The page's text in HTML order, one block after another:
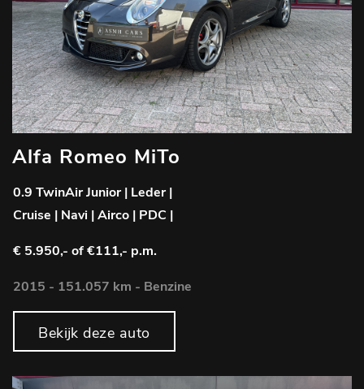
Alfa Romeo MiTo
0.9 TwinAir Junior | Leder |
Cruise | Navi | Airco | PDC |
€ 5.950,- of €111,- p.m.
2015 - 151.057 km - Benzine
Bekijk deze auto